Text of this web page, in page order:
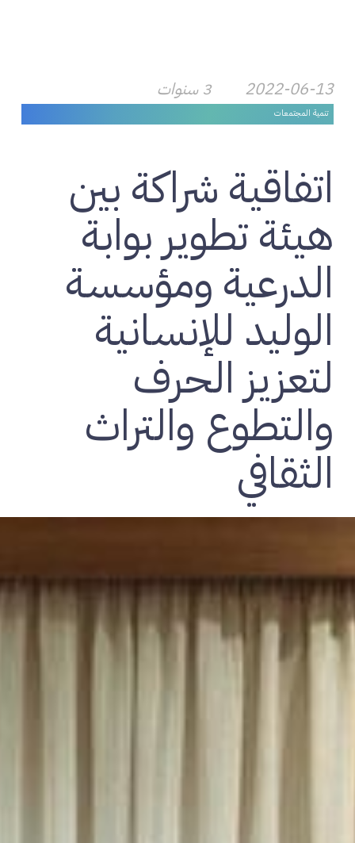
2022-06-13 3 سنوات
تنمية المجتمعات
اتفاقية شراكة بين
هيئة تطوير بوابة
الدرعية ومؤسسة
الوليد للإنسانية
لتعزيز الحرف
والتطوع والتراث
الثقافي